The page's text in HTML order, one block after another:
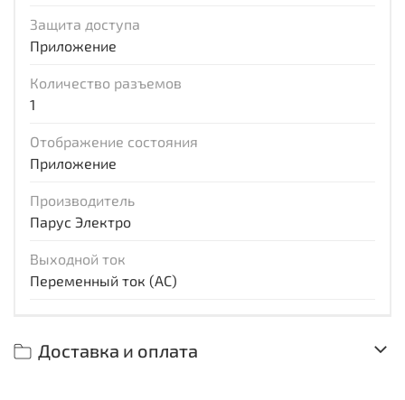
Защита доступа
Приложение
Количество разъемов
1
Отображение состояния
Приложение
Производитель
Парус Электро
Выходной ток
Переменный ток (AC)
Доставка и оплата